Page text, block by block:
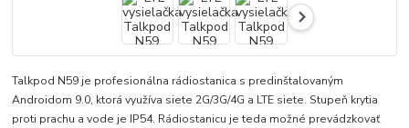
Talkpod N59 je profesionálna rádiostanica s predinštalovaným
Androidom 9.0, ktorá využíva siete 2G/3G/4G a LTE siete. Stupeň krytia
proti prachu a vode je IP54. Rádiostanicu je teda možné prevádzkovať